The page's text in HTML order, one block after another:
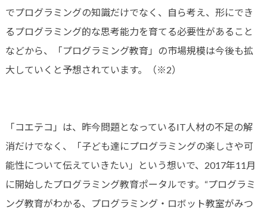
でプログラミングの知識だけでなく、自ら考え、形にでき
るプログラミング的な思考能力を育てる必要性があること
などから、「プログラミング教育」の市場規模は今後も拡
大していくと予想されています。
（※2）
「コエテコ」は、昨今問題となっているIT人材の不足の解
消だけでなく、「子ども達にプログラミングの楽しさや可
能性について伝えていきたい」という想いで、2017年11月
に開始したプログラミング教育ポータルです。“プログラミ
ング教育がわかる、プログラミング・ロボット教室がみつ